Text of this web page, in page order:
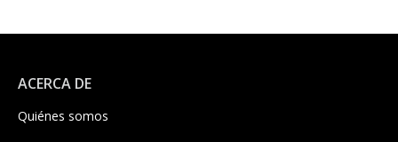
ACERCA DE
Quiénes somos